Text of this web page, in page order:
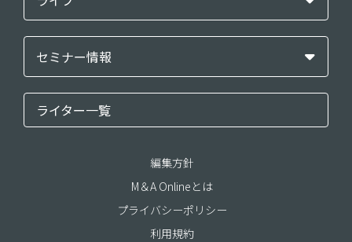
セミナー情報
ライター一覧
編集方針
M＆A Onlineとは
プライバシーポリシー
利用規約